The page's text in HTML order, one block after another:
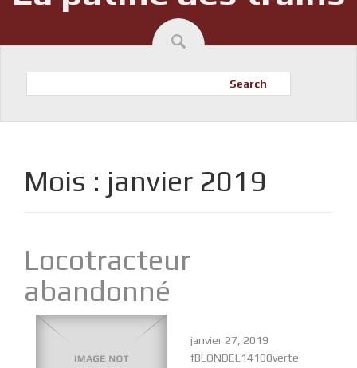
Search
Mois : janvier 2019
Locotracteur
abandonné
janvier 27, 2019
fBLONDEL14100verte